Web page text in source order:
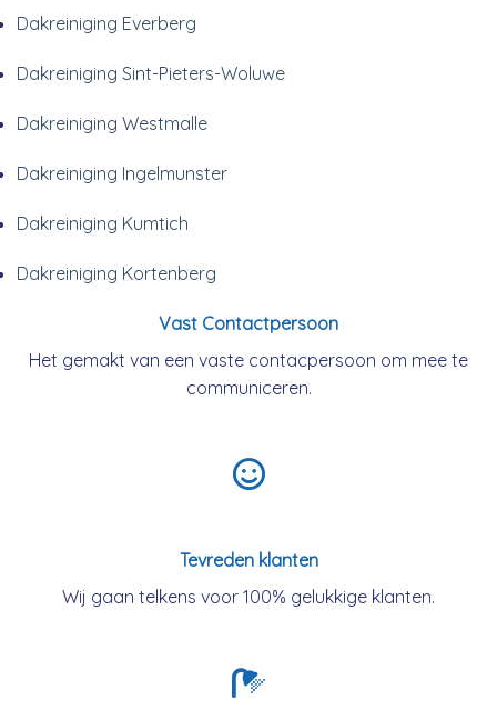
Dakreiniging Everberg
Dakreiniging Sint-Pieters-Woluwe
Dakreiniging Westmalle
Dakreiniging Ingelmunster
Dakreiniging Kumtich
Dakreiniging Kortenberg
Vast Contactpersoon
Het gemakt van een vaste contacpersoon om mee te
communiceren.
Tevreden klanten
Wij gaan telkens voor 100% gelukkige klanten.